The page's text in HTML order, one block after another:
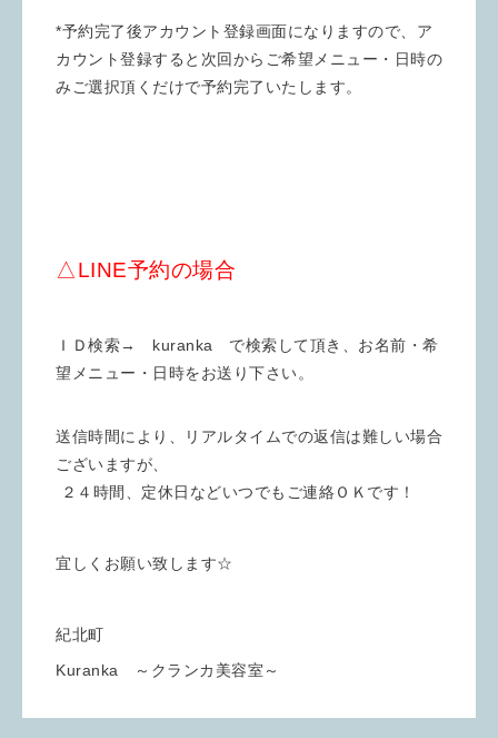
*予約完了後アカウント登録画面になりますので、ア
カウント登録すると次回からご希望メニュー・日時の
みご選択頂くだけで予約完了いたします。
△LINE予約の場合
ＩＤ検索→ kuranka で検索して頂き、お名前・希
望メニュー・日時をお送り下さい。
送信時間により、リアルタイムでの返信は難しい場合
ございますが、
２４時間、定休日などいつでもご連絡ＯＫです！
宜しくお願い致します☆
紀北町
Kuranka ～クランカ美容室～